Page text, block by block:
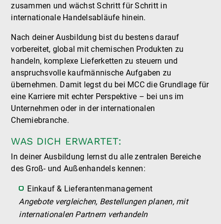
zusammen und wächst Schritt für Schritt in
internationale Handelsabläufe hinein.
Nach deiner Ausbildung bist du bestens darauf
vorbereitet, global mit chemischen Produkten zu
handeln, komplexe Lieferketten zu steuern und
anspruchsvolle kaufmännische Aufgaben zu
übernehmen. Damit legst du bei MCC die Grundlage für
eine Karriere mit echter Perspektive – bei uns im
Unternehmen oder in der internationalen
Chemiebranche.
WAS DICH ERWARTET:
In deiner Ausbildung lernst du alle zentralen Bereiche
des Groß- und Außenhandels kennen:
Einkauf & Lieferantenmanagement
Angebote vergleichen, Bestellungen planen, mit
internationalen Partnern verhandeln